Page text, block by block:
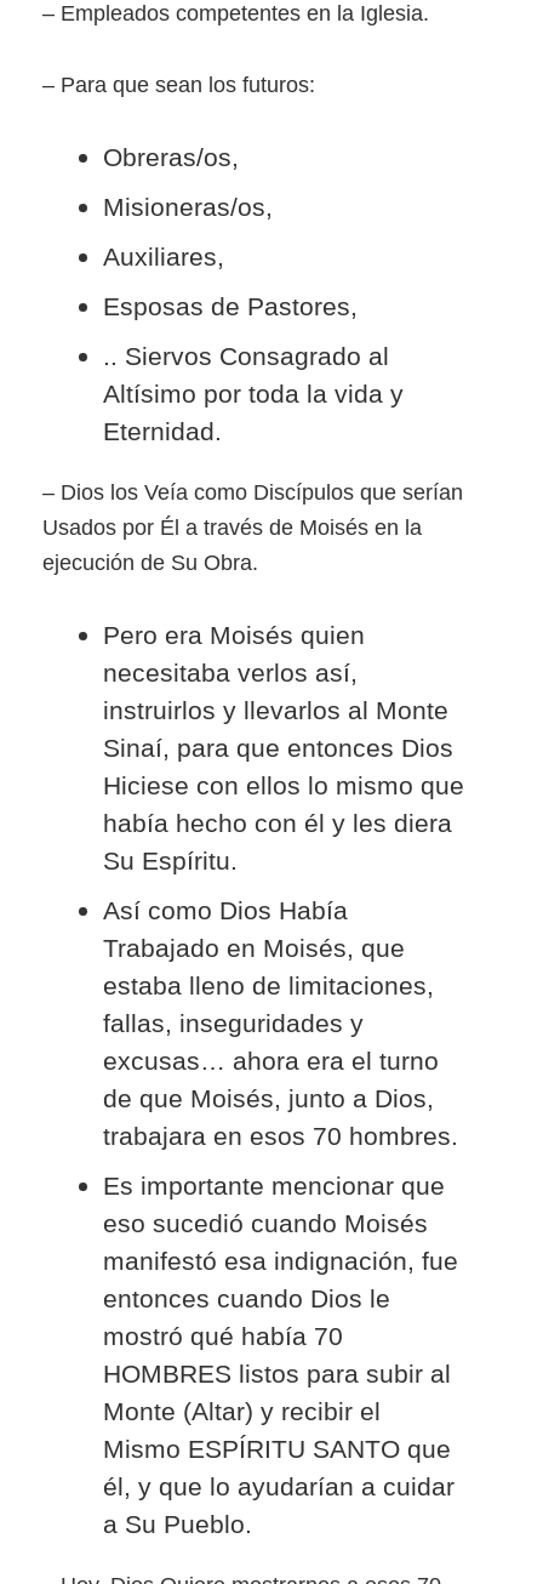
– Empleados competentes en la Iglesia.
– Para que sean los futuros:
Obreras/os,
Misioneras/os,
Auxiliares,
Esposas de Pastores,
.. Siervos Consagrado al
Altísimo por toda la vida y
Eternidad.
– Dios los Veía como Discípulos que serían
Usados por Él a través de Moisés en la
ejecución de Su Obra.
Pero era Moisés quien
necesitaba verlos así,
instruirlos y llevarlos al Monte
Sinaí, para que entonces Dios
Hiciese con ellos lo mismo que
había hecho con él y les diera
Su Espíritu.
Así como Dios Había
Trabajado en Moisés, que
estaba lleno de limitaciones,
fallas, inseguridades y
excusas… ahora era el turno
de que Moisés, junto a Dios,
trabajara en esos 70 hombres.
Es importante mencionar que
eso sucedió cuando Moisés
manifestó esa indignación, fue
entonces cuando Dios le
mostró qué había 70
HOMBRES listos para subir al
Monte (Altar) y recibir el
Mismo ESPÍRITU SANTO que
él, y que lo ayudarían a cuidar
a Su Pueblo.